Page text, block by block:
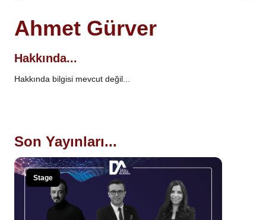
Ahmet Gürver
Hakkında...
Hakkında bilgisi mevcut değil...
Son Yayınları...
Stage